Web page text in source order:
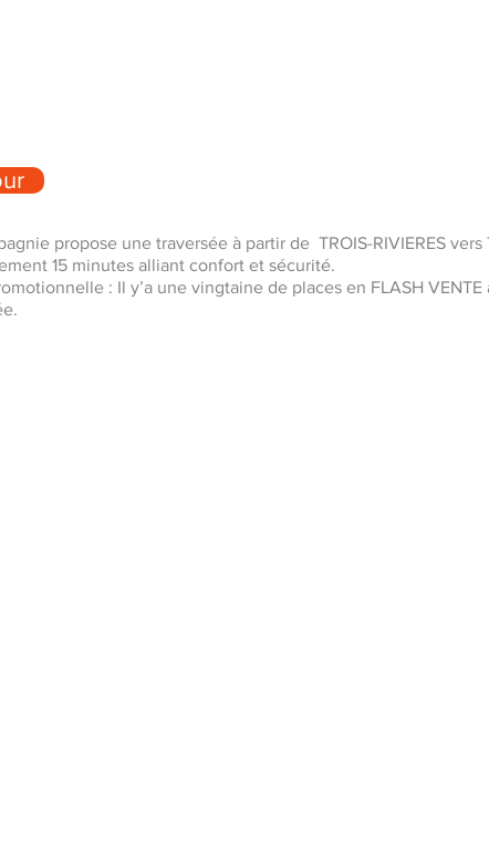
propose une traversée à partir de TROIS-RIVIERES vers
15 minutes alliant confort et sécurité.
: Il y’a une vingtaine de places en FLASH